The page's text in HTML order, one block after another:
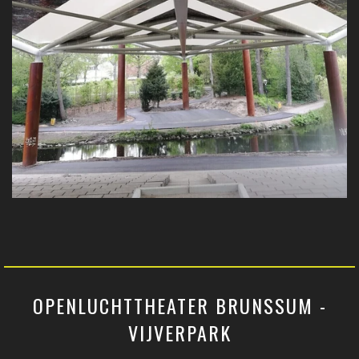
OPENLUCHTTHEATER BRUNSSUM -
VIJVERPARK